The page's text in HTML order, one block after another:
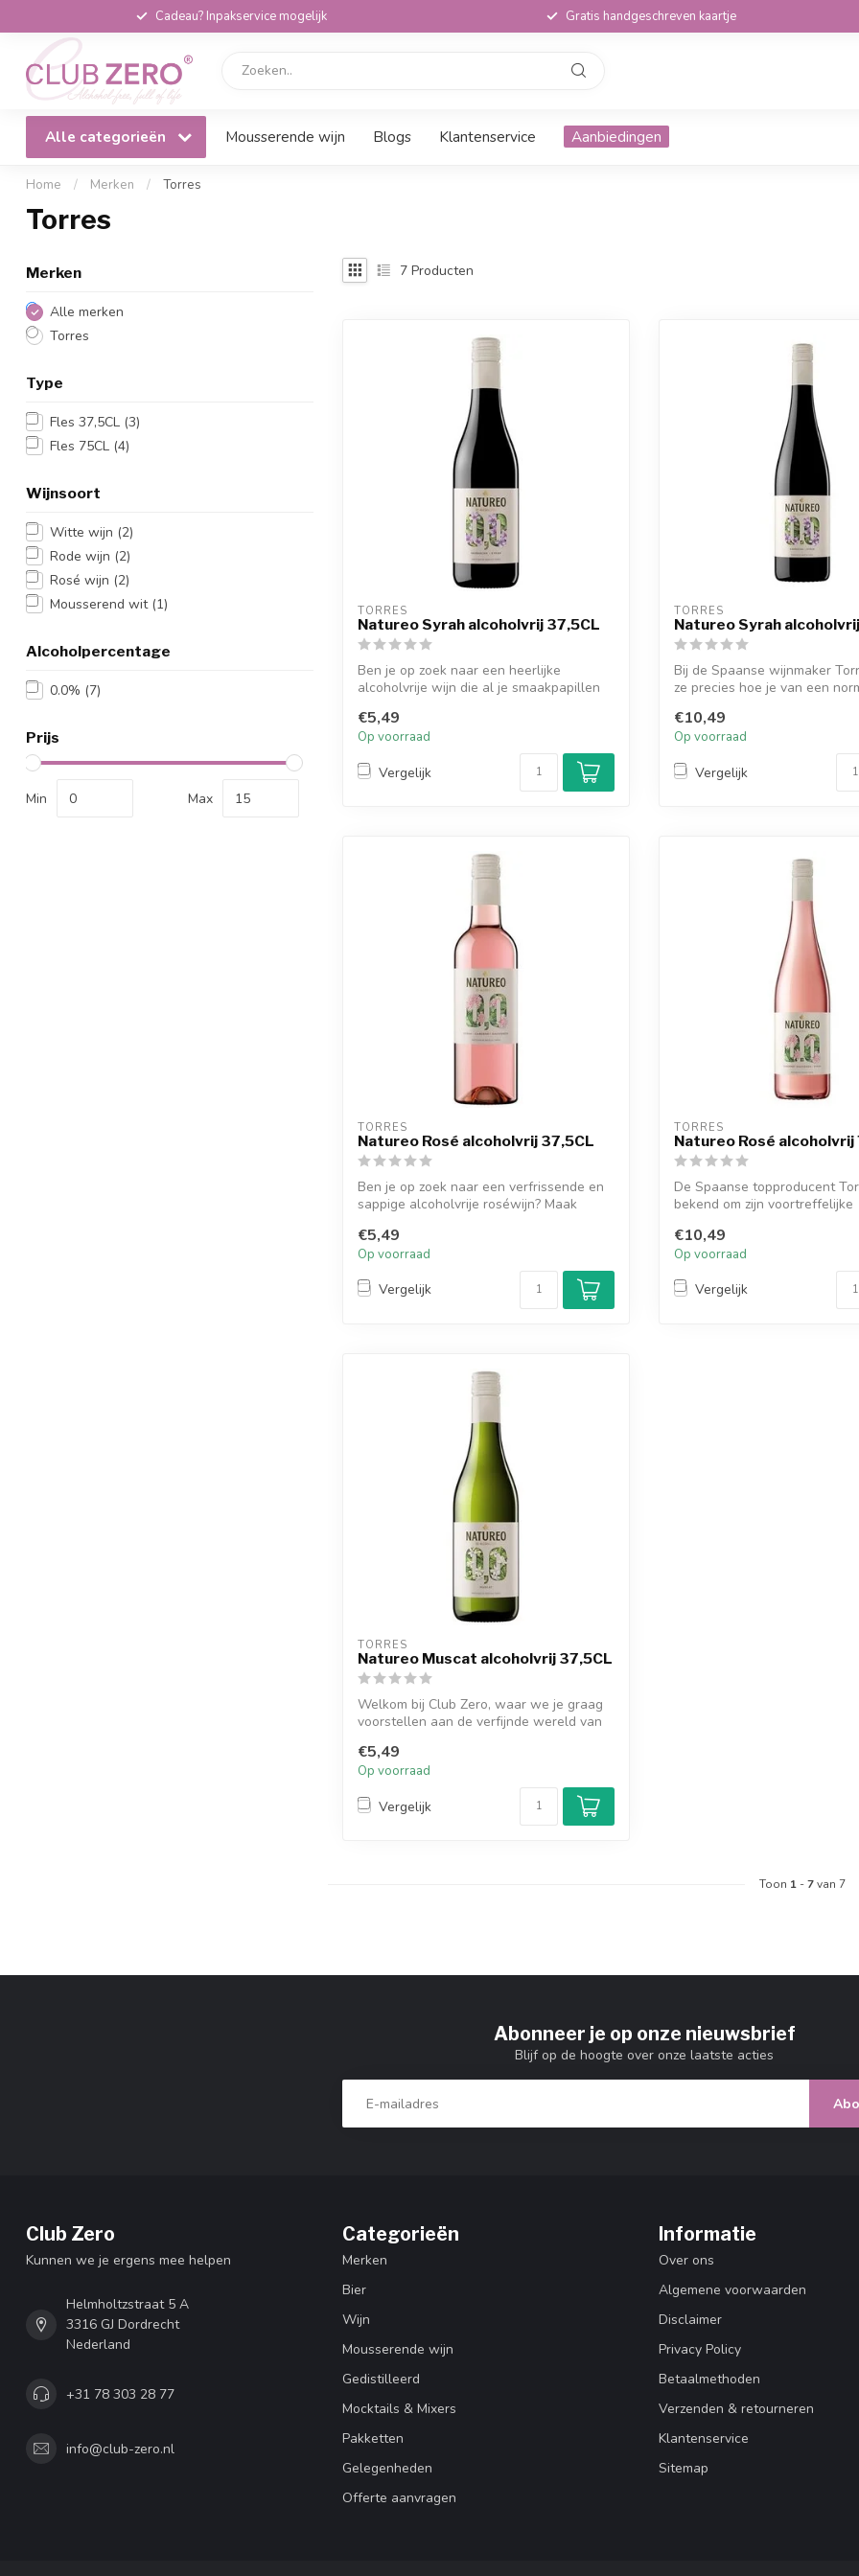
Cadeau? Inpakservice mogelijk Gratis handgeschreven kaartje
Alle categorieën Mousserende wijn Blogs Klantenservice Aanbiedingen
Home / Merken / Torres
Torres
Merken
Alle merken
Torres
Type
Fles 37,5CL (3)
Fles 75CL (4)
Wijnsoort
Witte wijn (2)
Rode wijn (2)
Rosé wijn (2)
Mousserend wit (1)
Alcoholpercentage
0.0% (7)
Prijs
Min Max
7 Producten
TORRES
Natureo Syrah alcoholvrij 37,5CL
Ben je op zoek naar een heerlijke
alcoholvrije wijn die al je smaakpapillen
€5,49
Op voorraad
Vergelijk
TORRES
Natureo Syrah
Bij de Spaanse wijnmaker
ze precies hoe je van een
€10,49
Op voorraad
Vergelijk
TORRES
Natureo Rosé alcoholvrij 37,5CL
Ben je op zoek naar een verfrissende en
sappige alcoholvrije roséwijn? Maak
€5,49
Op voorraad
Vergelijk
TORRES
Natureo Rosé alcoholvrij
De Spaanse topproducent
bekend om zijn voortreffelijke
€10,49
Op voorraad
Vergelijk
TORRES
Natureo Muscat alcoholvrij 37,5CL
Welkom bij Club Zero, waar we je graag
voorstellen aan de verfijnde wereld van
€5,49
Op voorraad
Vergelijk
Toon 1 -7van 7
Abonneer je op onze nieuwsbrief
Blijf op de hoogte over onze laatste acties
Club Zero
Kunnen we je ergens mee helpen
Helmholtzstraat 5 A
3316 GJ Dordrecht
Nederland
+31 78 303 28 77
info@club-zero.nl
Categorieën
Merken
Bier
Wijn
Mousserende wijn
Gedistilleerd
Mocktails & Mixers
Pakketten
Gelegenheden
Offerte aanvragen
Informatie
Over ons
Algemene voorwaarden
Disclaimer
Privacy Policy
Betaalmethoden
Verzenden & retourneren
Klantenservice
Sitemap